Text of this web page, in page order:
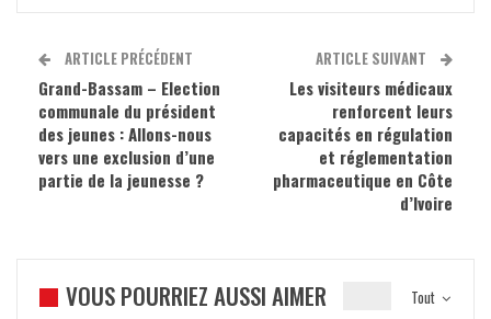
ARTICLE PRÉCÉDENT
Grand-Bassam – Election
communale du président
des jeunes : Allons-nous
vers une exclusion d’une
partie de la jeunesse ?
ARTICLE SUIVANT
Les visiteurs médicaux
renforcent leurs
capacités en régulation
et réglementation
pharmaceutique en Côte
d’Ivoire
Tout
VOUS POURRIEZ AUSSI AIMER